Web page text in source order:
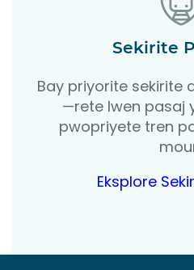
Sekirite
Bay priyorite sekirite
—rete lwen pasaj
pwopriyete tren
Eksplore